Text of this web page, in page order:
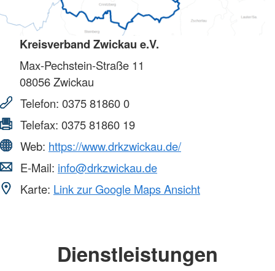
Kreisverband Zwickau e.V.
Max-Pechstein-Straße 11
08056Zwickau
Telefon: 0375 81860 0
Telefax: 0375 81860 19
Web: https://www.drkzwickau.de/
E-Mail: info@drkzwickau.de
Karte: Link zur Google Maps Ansicht
Dienstleistungen